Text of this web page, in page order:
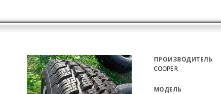
ПРОИЗВОДИТЕЛЬ
COOPER
МОДЕЛЬ